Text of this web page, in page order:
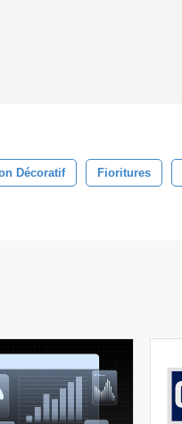
Décoratif Fioritures